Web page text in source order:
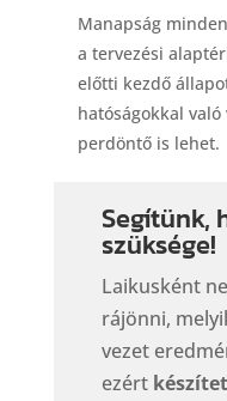
Manapság
a tervezési
előtti kezdő
hatóságokkal
perdöntő is lehet.
Segítünk,
szüksége!
Laikusként
rájönni,
vezet
ezért